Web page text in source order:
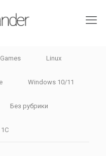
Games Linux
Windows 10/11
Без рубрики